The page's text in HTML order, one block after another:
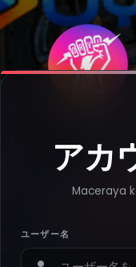
アカ
Maceraya
ユーザー名